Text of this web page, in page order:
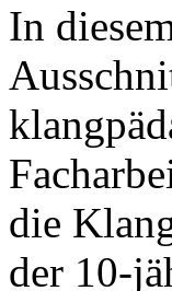
In
die
der 10-